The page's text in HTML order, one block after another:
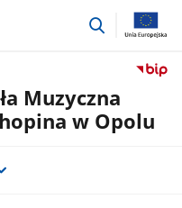
przejdź
Muzyczna
w Opolu